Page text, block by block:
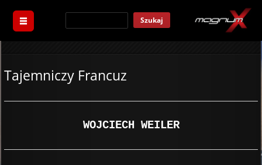
Szukaj
Tajemniczy Francuz
WOJCIECH WEILER